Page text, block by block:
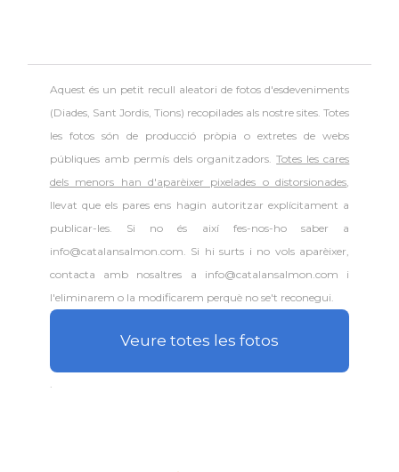
Aquest és un petit recull aleatori defotos d'esdeveniments
(Diades, Sant Jordis, Tions) recopilades als nostre sites. Totes
les fotos són de producció pròpia o extretes de webs
públiques amb permís dels organitzadors.Totes les cares
dels menors han d'aparèixer pixelades o distorsionades,
llevat que els pares ens hagin autoritzar explícitament a
publicar-les. Si no és així fes-nos-ho saber a
info@catalansalmon.com. Si hi surts i no vols aparèixer,
contacta amb nosaltres a info@catalansalmon.com i
l'eliminarem o la modificarem perquè no se't reconegui.
Veure totes les fotos